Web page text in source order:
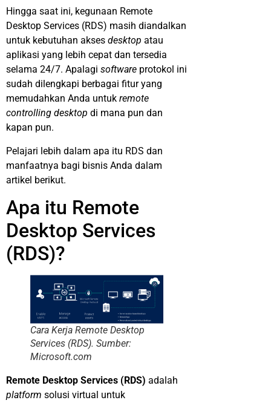
Hingga saat ini, kegunaan Remote
Desktop Services (RDS) masih diandalkan
untuk kebutuhan akses desktop atau
aplikasi yang lebih cepat dan tersedia
selama 24/7. Apalagi software protokol ini
sudah dilengkapi berbagai fitur yang
memudahkan Anda untuk remote
controlling desktop di mana pun dan
kapan pun.
Pelajari lebih dalam apa itu RDS dan
manfaatnya bagi bisnis Anda dalam
artikel berikut.
Apa itu Remote
Desktop Services
(RDS)?
Cara Kerja Remote Desktop
Services (RDS). Sumber:
Microsoft.com
Remote Desktop Services (RDS) adalah
platform solusi virtual untuk